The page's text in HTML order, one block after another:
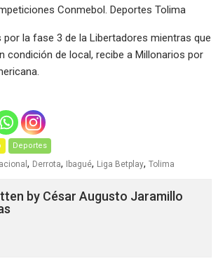
Conmebol. Deportes Tolima
por la fase 3 de la Libertadores mientras que
condición de local, recibe a Millonarios por
Deportes
, Derrota, Ibagué, Liga Betplay,Tolima
by César Augusto Jaramillo